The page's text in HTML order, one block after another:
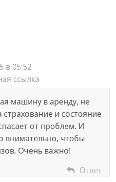
в 05:52
ссылка
машину в аренду, не
и состояние
от проблем. И
внимательно, чтобы
Очень важно!
Ответ